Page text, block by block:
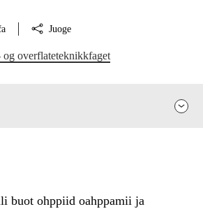
Juoge
overflateteknikkfaget
buot ohppiid oahppamii ja